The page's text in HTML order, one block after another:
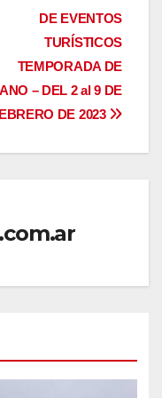
DE EVENTOS
TURÍSTICOS
TEMPORADA DE
– DEL 2 al 9 DE
DE 2023